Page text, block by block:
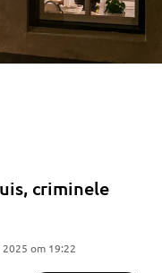
criminele
om 19:22